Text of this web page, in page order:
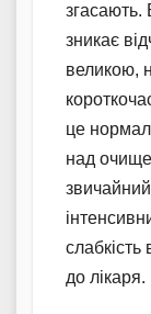
згасають.
зникає
великою,
це
над
до лікаря.